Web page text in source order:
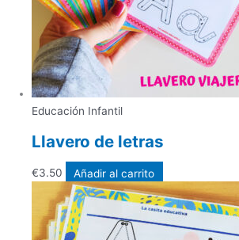
Educación Infantil
Llavero de letras
€3.50 Añadir al carrito